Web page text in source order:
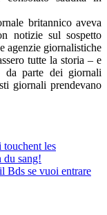
britannico aveva
notizie sul sospetto
agenzie giornalistiche
tutte la storia – e
da parte dei giornali
giornali prendevano
touchent les
du sang!
Bds se vuoi entrare